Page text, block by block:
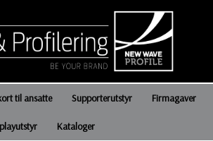
til ansatte Supporterutstyr Firmagaver
Kataloger